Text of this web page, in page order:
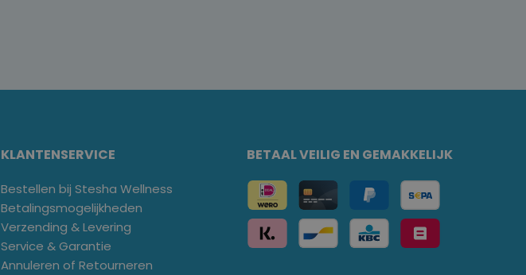
KLANTENSERVICE
Bestellen bij Stesha Wellness
Betalingsmogelijkheden
Verzending & Levering
Service & Garantie
Annuleren of Retourneren
BETAAL VEILIG EN GEMAKKELIJK